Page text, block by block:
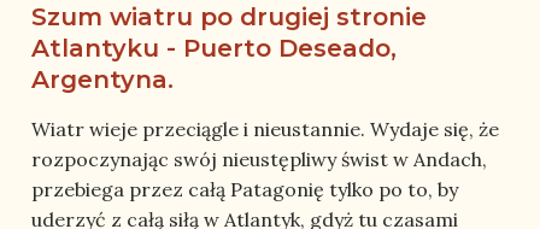
Szum wiatru po drugiej stronie
Atlantyku - Puerto Deseado,
Argentyna.
Wiatr wieje przeciągle i nieustannie. Wydaje się, że
rozpoczynając swój nieustępliwy świst w Andach,
przebiega przez całą Patagonię tylko po to, by
uderzyć z całą siłą w Atlantyk, gdyż tu czasami